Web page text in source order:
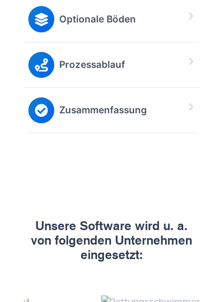
Optionale Böden
Prozessablauf
Zusammenfassung
Unsere Software wird u. a.
von folgenden Unternehmen
eingesetzt: